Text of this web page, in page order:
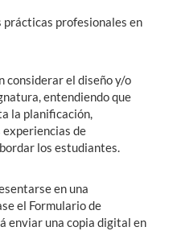
profesionales en
considerar el diseño y/o
entendiendo que
la planificación,
de
los estudiantes.
en una
el Formulario de
enviar una copia digital en